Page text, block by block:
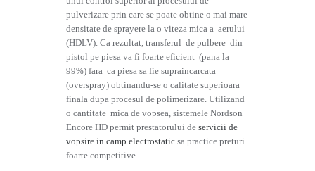
pulverizare prin care se poate obtine o mai mare
densitate de sprayere la o viteza mica a aerului
(HDLV). Ca rezultat, transferul de pulbere din
pistol pe piesa va fi foarte eficient (pana la
99%) fara ca piesa sa fie supraincarcata
(overspray) obtinandu-se o calitate superioara
finala dupa procesul de polimerizare. Utilizand
o cantitate mica de vopsea, sistemele Nordson
Encore HD permit prestatorului de servicii de
vopsire in camp electrostatic sa practice preturi
foarte competitive.